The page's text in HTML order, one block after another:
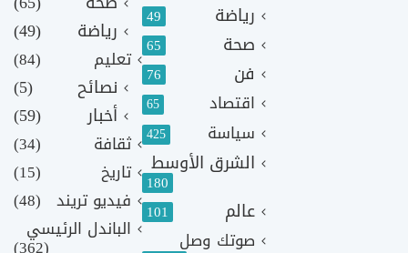
رياضة 49
صحة 65
فن 76
اقتصاد 65
سياسة 425
الشرق الأوسط
180
عالم 101
صوتك وصل
رياضة
(49)
تعليم (84)
نصائح
(5)
أخبار
(59)
ثقافة
(34)
تاريخ
(15)
فيديو تريند (48)
الباندل الرئيسي